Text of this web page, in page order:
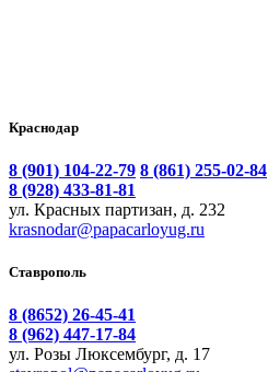
Краснодар
8 (901) 104-22-79 8 (861) 255-02-84
8 (928) 433-81-81
ул. Красных партизан, д. 232
krasnodar@papacarloyug.ru
Ставрополь
8 (8652) 26-45-41
8 (962) 447-17-84
ул. Розы Люксембург, д. 17